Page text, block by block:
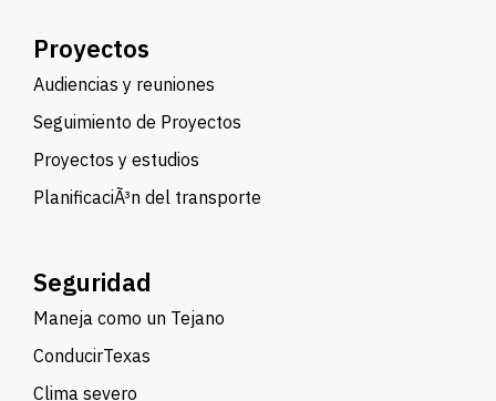
Proyectos
Audiencias y reuniones
Seguimiento de Proyectos
Proyectos y estudios
PlanificaciÃ³n del transporte
Seguridad
Maneja como un Tejano
ConducirTexas
Clima severo